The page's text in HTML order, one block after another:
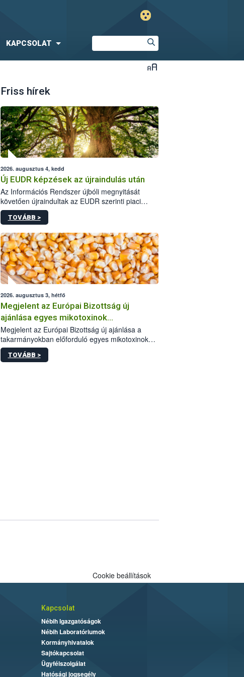
KAPCSOLAT
Friss hírek
2026. augusztus 4, kedd
Új EUDR képzések az újraindulás után
Az Információs Rendszer újbóli megnyitását
követően újraindultak az EUDR szerinti piaci
szereplőknek szóló online képzések.
TOVÁBB >
2026. augusztus 3, hétfő
Megjelent az Európai Bizottság új
ajánlása egyes mikotoxinok
takarmányokban való jelenlétéről
Megjelent az Európai Bizottság új ajánlása a
takarmányokban előforduló egyes mikotoxinokkal
kapcsolatban. A dokumentum 2027-től új
irányértékek alkalmazását írja elő, és a jelenleg
TOVÁBB >
Cookie beállítások
Kapcsolat
Nébih Igazgatóságok
Nébih Laboratóriumok
Kormányhivatalok
Sajtókapcsolat
Ügyfélszolgálat
Hatósági jogsegély